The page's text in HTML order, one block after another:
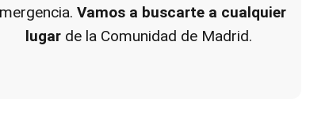
Vamos a buscarte a cualquier
lugarde la Comunidad de Madrid.